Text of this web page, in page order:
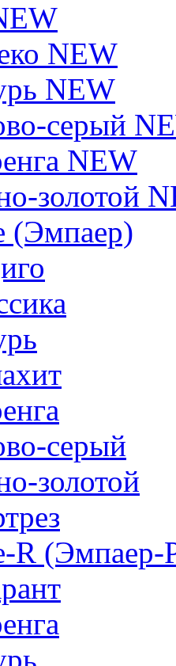
NEW
NEW
серый
NEW
золотой
(Эмпаер)
серый
золотой
R (Эмпаер-